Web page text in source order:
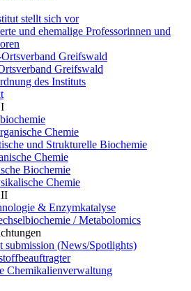
stellt sich vor
und ehemalige Professorinnen und
Greifswald
Greifswald
des Instituts
Chemie
und Strukturelle Biochemie
Chemie
Biochemie
Chemie
II
& Enzymkatalyse
/ Metabolomics
submission (News/Spotlights)
Chemikalienverwaltung